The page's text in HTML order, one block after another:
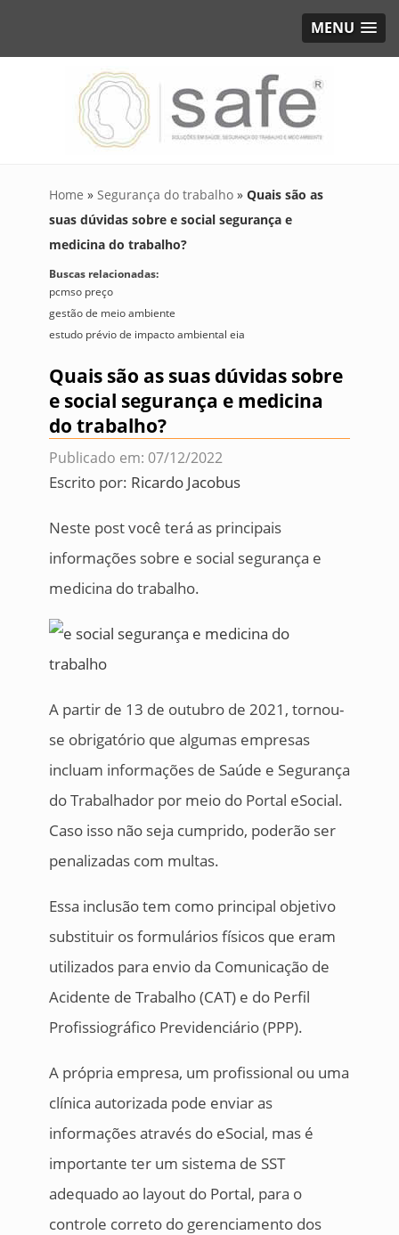
MENU
Home » Segurança do trabalho » Quais são as
suas dúvidas sobre e social segurança e
medicina do trabalho?
Buscas relacionadas:
pcmso preço
gestão de meio ambiente
estudo prévio de impacto ambiental eia
Quais são as suas dúvidas sobre
e social segurança e medicina
do trabalho?
Publicado em: 07/12/2022
Escrito por: Ricardo Jacobus
Neste post você terá as principais
informações sobre e social segurança e
medicina do trabalho.
A partir de 13 de outubro de 2021, tornou-
se obrigatório que algumas empresas
incluam informações de Saúde e Segurança
do Trabalhador por meio do Portal eSocial.
Caso isso não seja cumprido, poderão ser
penalizadas com multas.
Essa inclusão tem como principal objetivo
substituir os formulários físicos que eram
utilizados para envio da Comunicação de
Acidente de Trabalho (CAT) e do Perfil
Profissiográfico Previdenciário (PPP).
A própria empresa, um profissional ou uma
clínica autorizada pode enviar as
informações através do eSocial, mas é
importante ter um sistema de SST
adequado ao layout do Portal, para o
controle correto do gerenciamento dos